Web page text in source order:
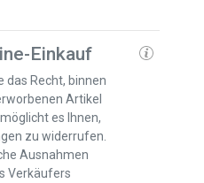
Einkauf
das Recht, binnen
Artikel
es Ihnen,
zu widerrufen.
Ausnahmen
Verkäufers